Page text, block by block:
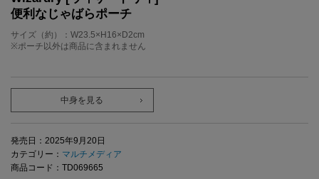
便利なじゃばらポーチ
サイズ（約）：W23.5×H16×D2cm
※ポーチ以外は商品に含まれません
中身を見る
発売日：2025年9月20日
カテゴリー： マルチメディア
商品コード：TD069665